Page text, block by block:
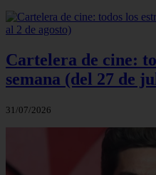
Cartelera de cine:
semana (del 27 de
31/07/2026